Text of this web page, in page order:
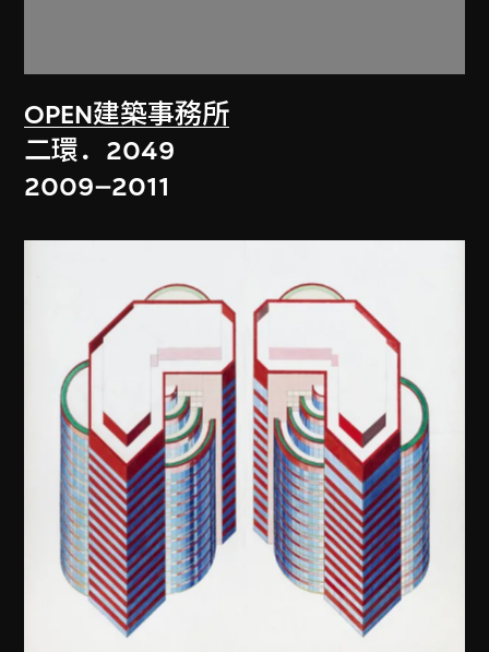
OPEN建築事務所
二環．2049
2009–2011